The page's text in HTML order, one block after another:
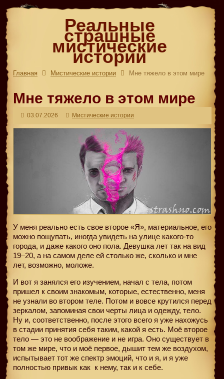
Реальные
страшные
мистические
истории
Главная Мистические истории Мне тяжело в этом мире
Мне тяжело в этом мире
03.07.2026 Мистические истории
У меня реально есть свое второе «Я», материальное, его
можно пощупать, иногда увидеть на улице какого-то
города, и даже какого оно пола. Девушка лет так на вид
19–20, а на самом деле ей столько же, сколько и мне
лет, возможно, моложе.
И вот я занялся его изучением, начал с тела, потом
пришел к своим знакомым, которые, естественно, меня
не узнали во втором теле. Потом и вовсе крутился перед
зеркалом, запоминая свои черты лица и одежду, тело.
Ну и, соответственно, после этого всего я уже нахожусь
в стадии принятия себя таким, какой я есть. Моё второе
тело — это не воображение и не игра. Оно существует в
том же мире, что и моё первое, дышит тем же воздухом,
испытывает тот же спектр эмоций, что и я, и я уже
полностью привык как к нему, так и к себе.